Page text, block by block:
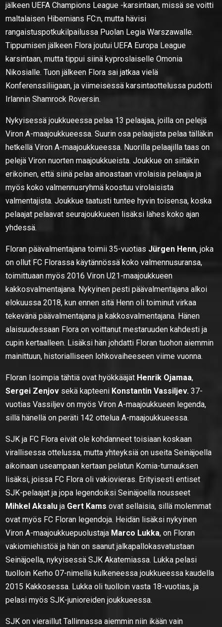
jälkeen UEFA Champions League -karsintaan, missä se voitti
maltalaisen Hibernians FC:n, mutta hävisi
rangaistuspotkukilpailussa Puolan Legia Warszawalle.
Tippumisen jälkeen Flora joutui UEFA Europa League
karsintaan, mutta tippui siinä kyproslaiselle Omonia
Nikosialle. Tuon jälkeen Flora sai jatkaa vielä
Konferenssiliigaan, ja viimeisessä karsintaottelussa pudotti
Irlannin Shamrock Roversin.
Nykyisessä joukkueessa pelaa 13 pelaajaa, joilla on pelejä
Viron A-maajoukkueessa. Suurin osa pelaajista pelaa tälläkin
hetkellä Viron A-maajoukkueessa. Nuorilla pelaajilla taas on
pelejä Viron nuorten maajoukkueista. Joukkue on siitäkin
erikoinen, että siinä pelaa ainoastaan virolaisia pelaajia ja
myös koko valmennusryhmä koostuu virolaisista
valmentajista. Joukkue taatusti tuntee hyvin toisensa, koska
pelaajat pelaavat seurajoukkueen lisäksi lähes koko ajan
yhdessä.
Floran päävalmentajana toimii 35-vuotias Jürgen Henn, joka
on ollut FC Florassa käytännössä koko valmennusuransa,
toimittuaan myös 2016 Viron U21-maajoukkueen
kakkosvalmentajana. Nykyinen pesti päävalmentajana alkoi
elokuussa 2018, kun ennen sitä Henn oli toiminut virkaa
tekevänä päävalmentajana ja kakkosvalmentajana. Hänen
alaisuudessaan Flora on voittanut mestaruuden kahdesti ja
cupin kertaalleen. Lisäksi hän johdatti Floran tuohon aiemmin
mainittuun, historialliseen lohkovaiheeseen viime vuonna.
Floran Isoimpia tähtiä ovat hyökkääjät Henrik Ojamaa,
Sergei Zenjov sekä kapteeni Konstantin Vassiljev. 37-
vuotias Vassiljev on myös Viron A-maajoukkueen legenda,
sillä hänellä on peräti 142 ottelua A-maajoukkueessa.
SJK ja FC Flora eivät ole kohdanneet toisiaan koskaan
virallisessa ottelussa, mutta yhteyksiä on useita Seinäjoella
aikoinaan useampaan kertaan pelatun Komia-turnauksen
lisäksi, joissa FC Flora oli vakiovieras. Erityisesti entiset
SJK-pelaajat ja jopa legendoiksi Seinäjoella nousseet
Mihkel Aksalu ja Gert Kams ovat sellaisia, sillä molemmat
ovat myös FC Floran legendoja. Heidän lisäksi nykyinen
Viron A-maajoukkuepuolustaja Marco Lukka, on Floran
vakiomiehistöä ja hän on saanut jalkapallokasvatustaan
Seinäjoella, nykyisessä SJK Akatemiassa. Lukka pelasi
tuolloin Kerho 07-nimellä kulkeneessa joukkueessa kaudella
2015 Kakkosessa. Lukka oli tuolloin vasta 18-vuotias, ja
pelasi myös SJK-junioreiden joukkueessa.
SJK on vieraillut Tallinnassa aiemmin niin ikään vain